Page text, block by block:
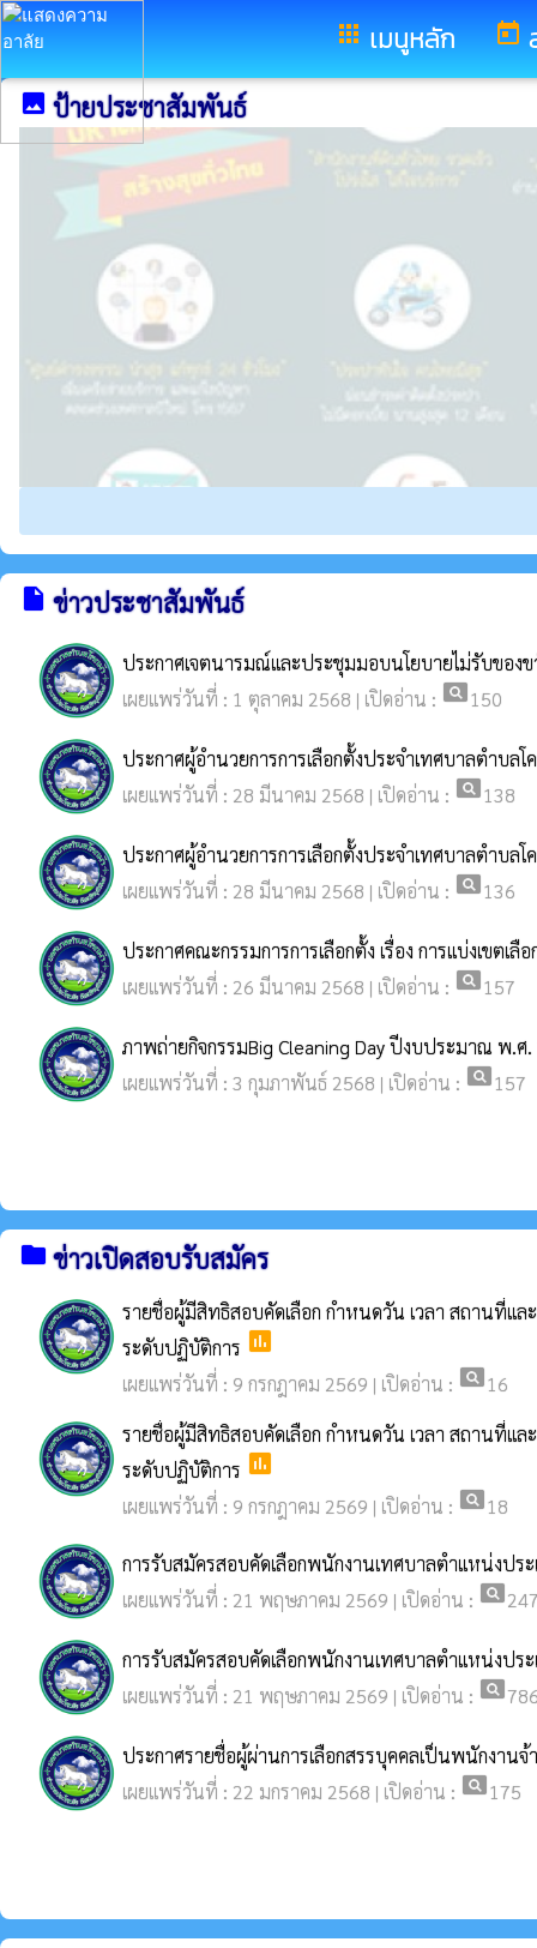
apps เมนูหลัก today
อำเภอประโคนชัย จังหวัดบุรีรัมย์
image ป้ายประชาสัมพันธ์
insert_drive_file ข่าวประชาสัมพันธ์
ประกาศเจตนารมณ์และประชุมมอบนโยบายไม่รับขอ
เผยแพร่วันที่ : 1 ตุลาคม 2568 | เปิดอ่าน : pageview150
ประกาศผู้อำนวยการการเลือกตั้งประจำเทศบาลตำบล
เผยแพร่วันที่ : 28 มีนาคม 2568 | เปิดอ่าน : pageview138
ประกาศผู้อำนวยการการเลือกตั้งประจำเทศบาลตำบล
เผยแพร่วันที่ : 28 มีนาคม 2568 | เปิดอ่าน : pageview136
ประกาศคณะกรรมการการเลือกตั้ง เรื่อง การแบ่งเขตเ
เผยแพร่วันที่ : 26 มีนาคม 2568 | เปิดอ่าน : pageview157
ภาพถ่ายกิจกรรมBig Cleaning Day ปีงบประมาณ พ.ศ
เผยแพร่วันที่ : 3 กุมภาพันธ์ 2568 | เปิดอ่าน : pageview157
folder ข่าวเปิดสอบรับสมัคร
รายชื่อผู้มีสิทธิสอบคัดเลือก กำหนดวัน เวลา สถานที่แล
ระดับปฏิบัติการ poll
เผยแพร่วันที่ : 9 กรกฎาคม 2569 | เปิดอ่าน : pageview16
รายชื่อผู้มีสิทธิสอบคัดเลือก กำหนดวัน เวลา สถานที่แล
ระดับปฏิบัติการ poll
เผยแพร่วันที่ : 9 กรกฎาคม 2569 | เปิดอ่าน : pageview18
การรับสมัครสอบคัดเลือกพนักงานเทศบาลตำแหน่งปร
เผยแพร่วันที่ : 21 พฤษภาคม 2569 | เปิดอ่าน : pageview
การรับสมัครสอบคัดเลือกพนักงานเทศบาลตำแหน่งปร
เผยแพร่วันที่ : 21 พฤษภาคม 2569 | เปิดอ่าน : pageview
ประกาศรายชื่อผู้ผ่านการเลือกสรรบุคคลเป็นพนักงาน
เผยแพร่วันที่ : 22 มกราคม 2568 | เปิดอ่าน : pageview175